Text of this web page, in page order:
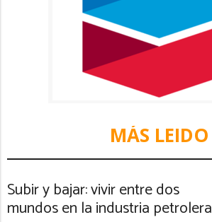
MÁS LEIDO
Subir y bajar: vivir entre dos
mundos en la industria petrolera